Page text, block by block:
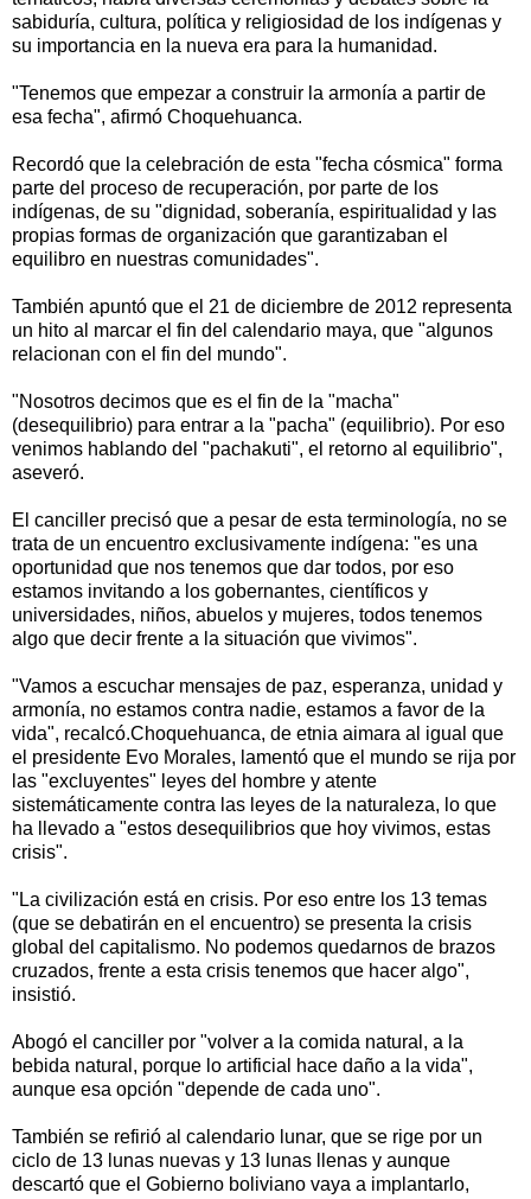
sabiduría, cultura, política y religiosidad de los indígenas y
su importancia en la nueva era para la humanidad.
"Tenemos que empezar a construir la armonía a partir de
esa fecha", afirmó Choquehuanca.
Recordó que la celebración de esta "fecha cósmica" forma
parte del proceso de recuperación, por parte de los
indígenas, de su "dignidad, soberanía, espiritualidad y las
propias formas de organización que garantizaban el
equilibro en nuestras comunidades".
También apuntó que el 21 de diciembre de 2012 representa
un hito al marcar el fin del calendario maya, que "algunos
relacionan con el fin del mundo".
"Nosotros decimos que es el fin de la "macha"
(desequilibrio) para entrar a la "pacha" (equilibrio). Por eso
venimos hablando del "pachakuti", el retorno al equilibrio",
aseveró.
El canciller precisó que a pesar de esta terminología, no se
trata de un encuentro exclusivamente indígena: "es una
oportunidad que nos tenemos que dar todos, por eso
estamos invitando a los gobernantes, científicos y
universidades, niños, abuelos y mujeres, todos tenemos
algo que decir frente a la situación que vivimos".
"Vamos a escuchar mensajes de paz, esperanza, unidad y
armonía, no estamos contra nadie, estamos a favor de la
vida", recalcó. Choquehuanca, de etnia aimara al igual que
el presidente Evo Morales, lamentó que el mundo se rija por
las "excluyentes" leyes del hombre y atente
sistemáticamente contra las leyes de la naturaleza, lo que
ha llevado a "estos desequilibrios que hoy vivimos, estas
crisis".
"La civilización está en crisis. Por eso entre los 13 temas
(que se debatirán en el encuentro) se presenta la crisis
global del capitalismo. No podemos quedarnos de brazos
cruzados, frente a esta crisis tenemos que hacer algo",
insistió.
Abogó el canciller por "volver a la comida natural, a la
bebida natural, porque lo artificial hace daño a la vida",
aunque esa opción "depende de cada uno".
También se refirió al calendario lunar, que se rige por un
ciclo de 13 lunas nuevas y 13 lunas llenas y aunque
descartó que el Gobierno boliviano vaya a implantarlo,